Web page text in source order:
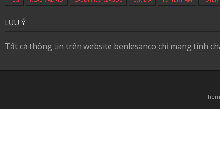
LƯU Ý
Tất cả thông tin trên website benlesanco chỉ mang tính